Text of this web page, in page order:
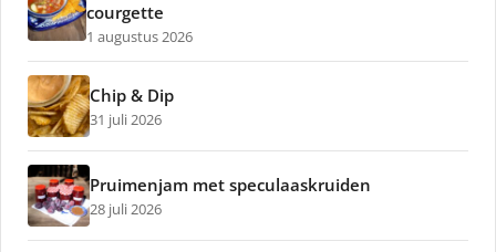
courgette
1 augustus 2026
Chip & Dip
31 juli 2026
Pruimenjam met speculaaskruiden
28 juli 2026